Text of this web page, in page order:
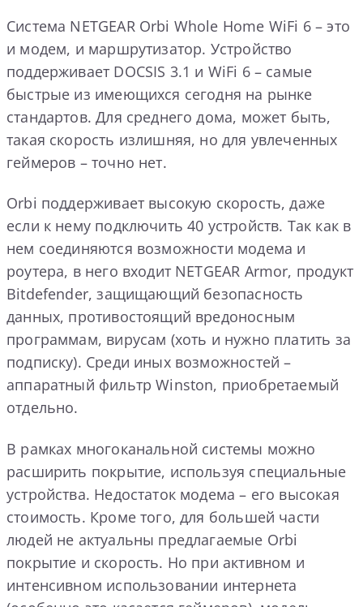
Система NETGEAR Orbi Whole Home WiFi 6 – это
и модем, и маршрутизатор. Устройство
поддерживает DOCSIS 3.1 и WiFi 6 – самые
быстрые из имеющихся сегодня на рынке
стандартов. Для среднего дома, может быть,
такая скорость излишняя, но для увлеченных
геймеров – точно нет.
Orbi поддерживает высокую скорость, даже
если к нему подключить 40 устройств. Так как в
нем соединяются возможности модема и
роутера, в него входит NETGEAR Armor, продукт
Bitdefender, защищающий безопасность
данных, противостоящий вредоносным
программам, вирусам (хоть и нужно платить за
подписку). Среди иных возможностей –
аппаратный фильтр Winston, приобретаемый
отдельно.
В рамках многоканальной ​​системы можно
расширить покрытие, используя специальные
устройства. Недостаток модема – его высокая
стоимость. Кроме того, для большей части
людей не актуальны предлагаемые Orbi
покрытие и скорость. Но при активном и
интенсивном использовании интернета